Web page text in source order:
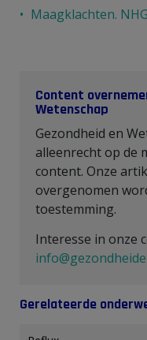
Maagklachten.
Content
Wetenschap
Gezondheid en
alleenrecht op de
content. Onze
overgenomen
toestemming.
Interesse in onze
Gerelateerde